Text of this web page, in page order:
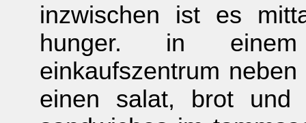
inzwischen ist es
hunger. in einem
einkaufszentrum
einen salat, brot und